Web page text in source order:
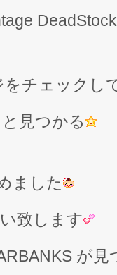
チェックし
見つかる
ました
致します
が